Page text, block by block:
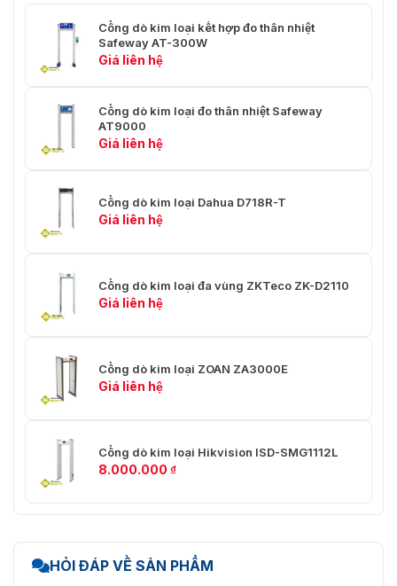
Kích thước kênh
chiều cao 2000*chiều rộng
800*chiều sâu 645mm
Cổng dò kim loại kết hợp đo thân nhiệt
Safeway AT-300W
Giá liên hệ
Cổng dò kim loại đo thân nhiệt Safeway
AT9000
Giá liên hệ
Cổng dò kim loại Dahua D718R-T
Giá liên hệ
Cổng dò kim loại đa vùng ZKTeco ZK-D2110
Giá liên hệ
Cổng dò kim loại ZOAN ZA3000E
Giá liên hệ
Cổng dò kim loại Hikvision ISD-SMG1112L
8.000.000 ₫
HỎI ĐÁP VỀ SẢN PHẨM